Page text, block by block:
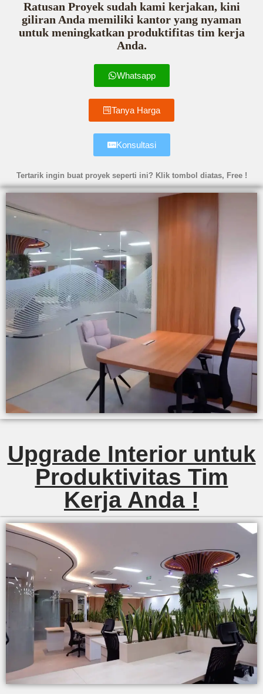
Ratusan Proyek sudah kami kerjakan, kini
giliran Anda memiliki kantor yang nyaman
untuk meningkatkan produktifitas tim kerja
Anda.
Whatsapp
Tanya Harga
Konsultasi
Tertarik ingin buat proyek seperti ini? Klik tombol diatas, Free !
Upgrade Interior untuk
Produktivitas Tim
Kerja Anda !